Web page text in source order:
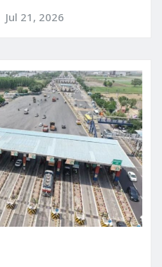
Jul 21, 2026